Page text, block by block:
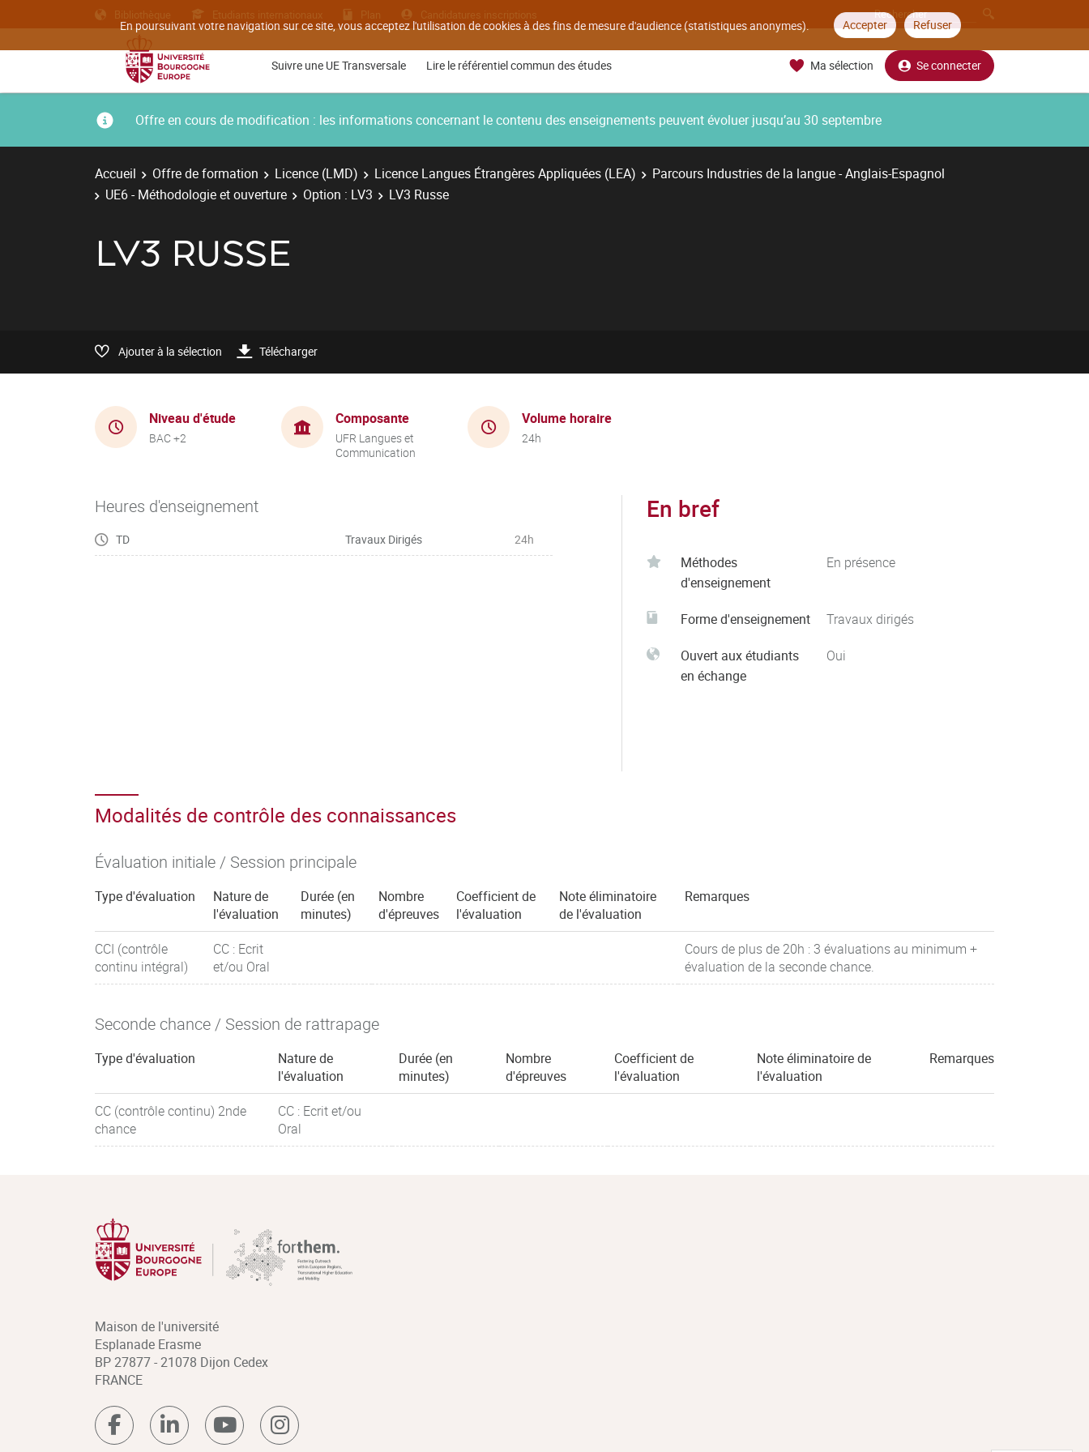
En poursuivant votre navigation sur ce site, vous acceptez l'utilisation de cookies à des fins de mesure d'audience (statistiques anonymes). Accepter Refuser
Bibliothèque Etudiants internationaux Plan Candidatures inscriptions
Suivre une UE Transversale Lire le référentiel commun des études Ma sélection Se connecter
Offre en cours de modification : les informations concernant le contenu des enseignements peuvent évoluer jusqu’au 30 septembre
Accueil Offre de formation Licence (LMD) Licence Langues Étrangères Appliquées (LEA)
Parcours Industries de la langue - Anglais-Espagnol
UE6 - Méthodologie et ouverture
Option : LV3 LV3 Russe
LV3 RUSSE
Ajouter à la sélection Télécharger
Niveau d'étude
BAC +2
Composante
UFR Langues et
Communication
Volume horaire
24h
Heures d'enseignement
TD Travaux Dirigés 24h
En bref
Méthodes
d'enseignement
En présence
Forme d'enseignement Travaux dirigés
Ouvert aux étudiants
en échange
Oui
Modalités de contrôle des connaissances
Évaluation initiale / Session principale
Type d'évaluation
Nature de
l'évaluation
Durée (en
minutes)
Nombre
d'épreuves
Coefficient de
l'évaluation
Note éliminatoire
de l'évaluation
Remarques
CCI (contrôle
continu intégral)
CC : Ecrit
et/ou Oral
Cours de plus de 20h : 3 évaluations au minimum +
évaluation de la seconde chance.
Seconde chance / Session de rattrapage
Type d'évaluation
Nature de
l'évaluation
Durée (en
minutes)
Nombre
d'épreuves
Coefficient de
l'évaluation
Note éliminatoire de
l'évaluation
Remarques
CC (contrôle continu) 2nde
chance
CC : Ecrit et/ou
Oral
Maison de l'université
Esplanade Erasme
BP 27877 - 21078 Dijon Cedex
FRANCE